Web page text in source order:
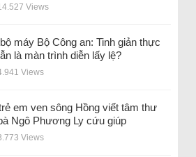
Views
máy Bộ Công an: Tinh giản thực
là màn trình diễn lấy lệ?
Views
em ven sông Hồng viết tâm thư
Ngô Phương Ly cứu giúp
Views